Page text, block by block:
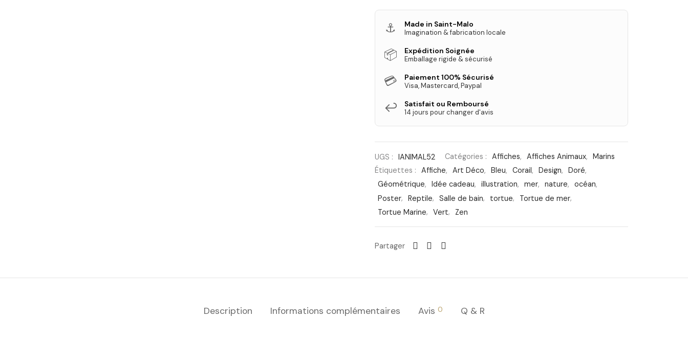
⚓ Made in Saint-Malo
Imagination & fabrication locale
📦 Expédition Soignée
Emballage rigide & sécurisé
💳 Paiement 100% Sécurisé
Visa, Mastercard, Paypal
↩️ Satisfait ou Remboursé
14 jours pour changer d'avis
UGS : IANIMAL52 Catégories : Affiches, Affiches Animaux,
Marins
Étiquettes :
Affiche, Art Déco, Bleu, Corail , Design, Doré,
Géométrique, Idée cadeau, illustration, mer, nature, océan,
Poster, Reptile, Salle de bain, tortue, Tortue de mer,
Tortue Marine, Vert, Zen
Partager
Description Informations complémentaires Avis 0 Q & R